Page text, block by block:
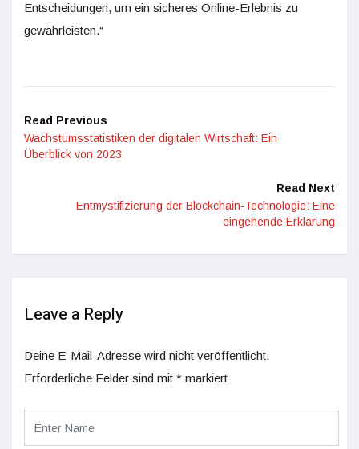
Entscheidungen, um ein sicheres Online-Erlebnis zu
gewährleisten.“
Read Previous
Wachstumsstatistiken der digitalen Wirtschaft: Ein
Überblick von 2023
Read Next
Entmystifizierung der Blockchain-Technologie: Eine
eingehende Erklärung
Leave a Reply
Deine E-Mail-Adresse wird nicht veröffentlicht.
Erforderliche Felder sind mit * markiert